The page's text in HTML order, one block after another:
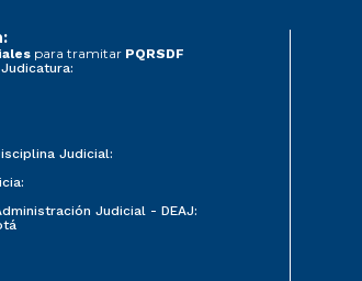
para tramitar PQRSDF
Judicial:
Judicial - DEAJ: